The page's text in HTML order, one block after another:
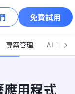
免費試用
專案管理 AI 與自
用程式